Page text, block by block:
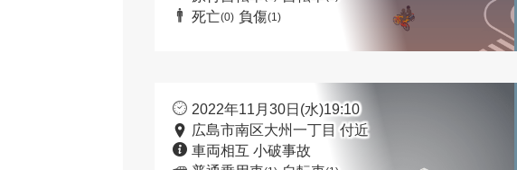
死亡(0) 負傷(1)
2022年11月30日(水)19:10
広島市南区大州一丁目 付近
車両相互 小破事故